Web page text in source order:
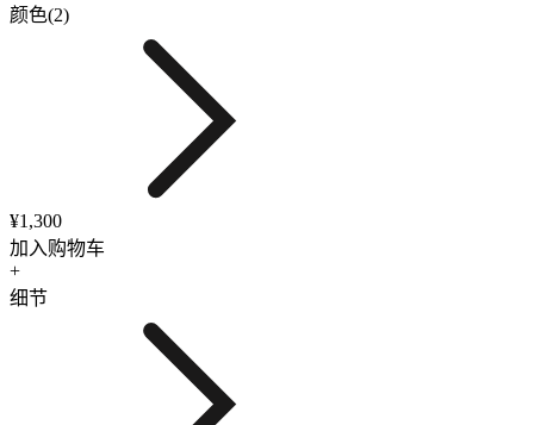
颜色(2)
¥1,300
加入购物车
+
细节